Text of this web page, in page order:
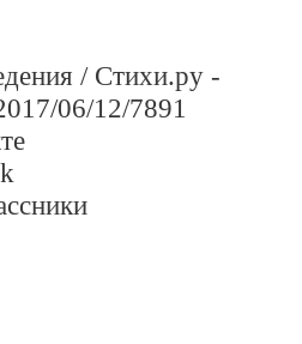
/ Стихи.ру -
06/12/7891